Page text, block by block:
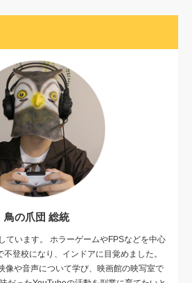
鳥の爪団 総統
ています。 ホラーゲームやFPSなどを中心
登校になり、インドアに目覚めました。
像や音声について学び、映画館の映写室で